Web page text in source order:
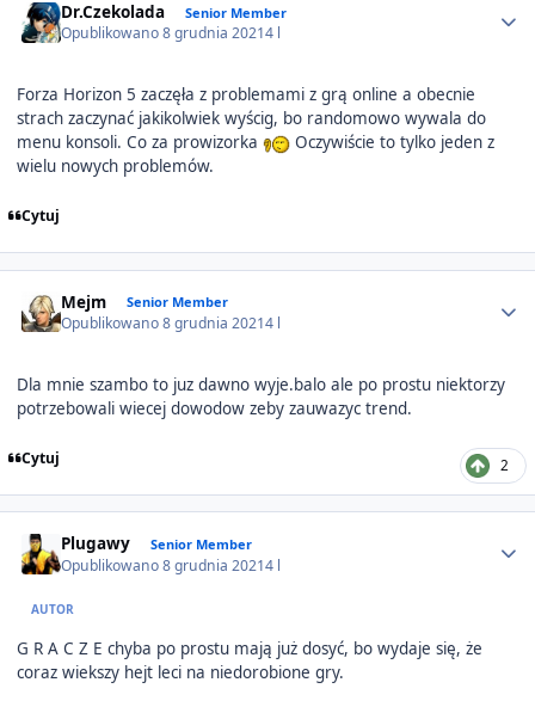
Dr.Czekolada Senior Member
Opublikowano8 grudnia 20214 l
Forza Horizon 5 zaczęła z problemami z grą online a obecnie
strach zaczynać jakikolwiek wyścig, bo randomowo wywala do
menu konsoli. Co za prowizorka
Oczywiście to tylko jeden z
wielu nowych problemów.
Cytuj
Mejm Senior Member
Opublikowano8 grudnia 20214 l
Dla mnie szambo to juz dawno wyje.balo ale po prostu niektorzy
potrzebowali wiecej dowodow zeby zauwazyc trend.
Cytuj 2
Plugawy Senior Member
Opublikowano8 grudnia 20214 l
AUTOR
G R A C Z E chyba po prostu mają już dosyć, bo wydaje się, że
coraz wiekszy hejt leci na niedorobione gry.